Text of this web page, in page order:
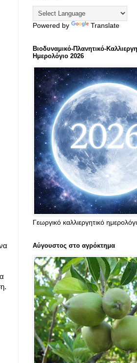
Powered by Translate
Βιοδυναμικό-Πλανητικό-
Ημερολόγιο 2026
Γεωργικό καλλιεργητικό
Αύγουστος στο αγρόκτημα